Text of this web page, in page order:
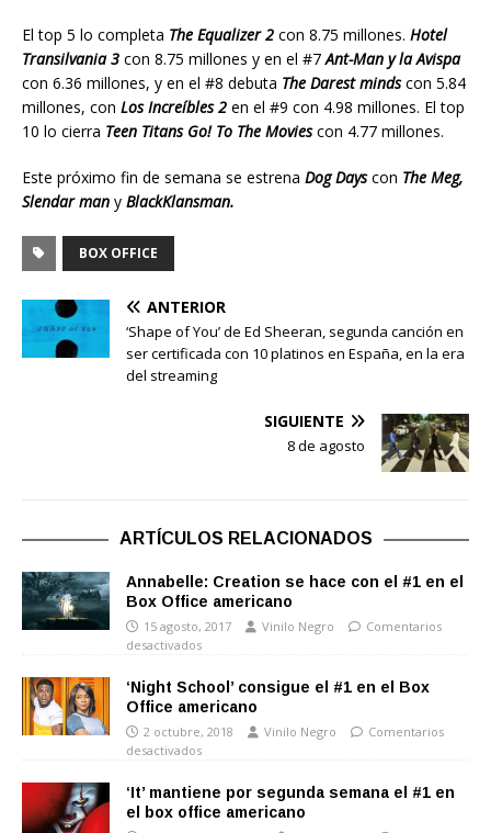
El top 5 lo completa The Equalizer 2 con 8.75 millones. Hotel
Transilvania 3 con 8.75 millones y en el #7Ant-Man y la Avispa
con 6.36 millones, y en el #8 debuta The Darest mindscon 5.84
millones, con Los Increíbles 2 en el #9 con 4.98 millones. El top
10 lo cierra Teen Titans Go! To The Moviescon 4.77 millones.
Este próximo fin de semana se estrena Dog Dayscon The Meg,
Slendar man y BlackKlansman.
BOX OFFICE
ANTERIOR
‘Shape of You’ de Ed Sheeran, segunda canción en
ser certificada con 10 platinos en España, en la era
del streaming
SIGUIENTE
8 de agosto
ARTÍCULOS RELACIONADOS
Annabelle: Creation se hace con el #1 en el
Box Office americano
15 agosto, 2017 Vinilo Negro
Comentarios
desactivados
‘Night School’ consigue el #1 en el Box
Office americano
2 octubre, 2018 Vinilo Negro
Comentarios
desactivados
‘It’ mantiene por segunda semana el #1 en
el box office americano